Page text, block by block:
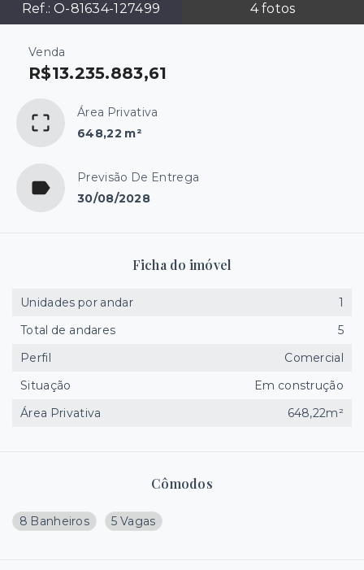
Ref.: O-81634-127499 4fotos
Venda
R$13.235.883,61
Área Privativa
648,22 m²
Previsão De Entrega
30/08/2028
Cômodos
8 Banheiros 5 Vagas
Ficha do imóvel
Unidades por andar
1
Total de andares
5
Perfil
Comercial
Situação
Em construção
Área Privativa
648,22m²